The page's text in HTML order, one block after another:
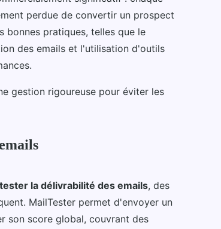
perdue de convertir un prospect
bonnes pratiques, telles que le
des emails et l'utilisation d'outils
gestion rigoureuse pour éviter les
tester la délivrabilité des emails, des
MailTester permet d'envoyer un
son score global, couvrant des